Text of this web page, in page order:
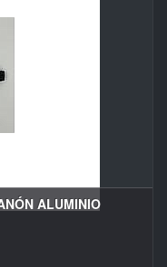
ALUMINIO